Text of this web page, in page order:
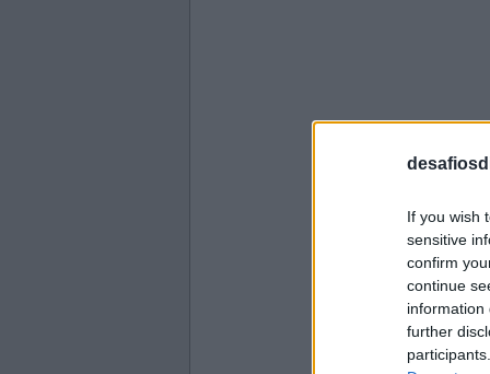
If you wish
sensitive
confirm
continue
information
further